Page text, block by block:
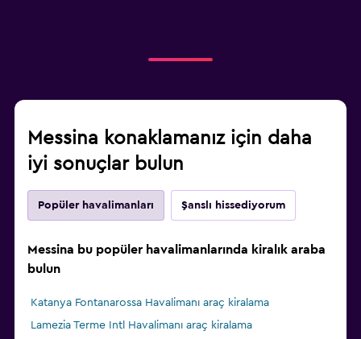
Messina konaklamanız için daha
iyi sonuçlar bulun
Popüler havalimanları Şanslı hissediyorum
Messina bu popüler havalimanlarında kiralık araba
bulun
Katanya Fontanarossa Havalimanı araç kiralama
Lamezia Terme Intl Havalimanı araç kiralama